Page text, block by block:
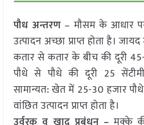
पौध अन्तरण – मौसम के आधार
उत्पादन अच्छा प्राप्त होता है।
कतार से कतार के बीच की दूरी
पौधे से पौधे की दूरी 25
सामान्यत: खेत में 25-30 हजार
वांछित उत्पादन प्राप्त होता है।